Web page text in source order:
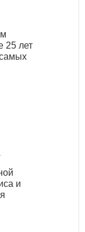
25 лет
и